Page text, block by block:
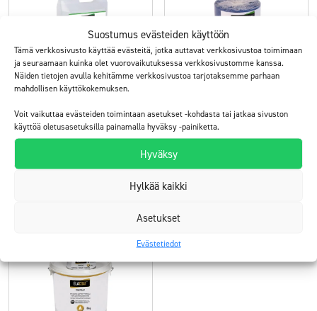
Suostumus evästeiden käyttöön
Tämä verkkosivusto käyttää evästeitä, jotka auttavat verkkosivustoa toimimaan
ja seuraamaan kuinka olet vuorovaikutuksessa verkkosivustomme kanssa.
Näiden tietojen avulla kehitämme verkkosivustoa tarjotaksemme parhaan
mahdollisen käyttökokemuksen.
Voit vaikuttaa evästeiden toimintaan asetukset -kohdasta tai jatkaa sivuston
käyttöä oletusasetuksilla painamalla hyväksy -painiketta.
Hyväksy
Hylkää kaikki
Asetukset
Evästetiedot
ElaProof Primer
pohjustusaine sisä- ja
ulkokäyttöön
Tukikangas
kuitunauha sisä- ja
ulkokäyttöön